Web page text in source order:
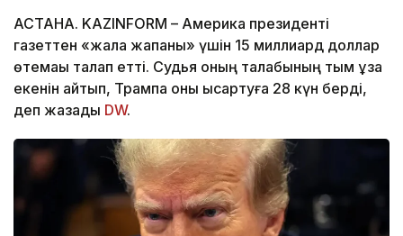
АСТАНА. KAZINFORM – Америка президенті
газеттен «жала жапқаны» үшін 15 миллиард доллар
өтемақы талап етті. Судья оның талабының тым ұзақ
екенін айтып, Трампқа оны қысқартуға 28 күн берді,
деп жазады DW.